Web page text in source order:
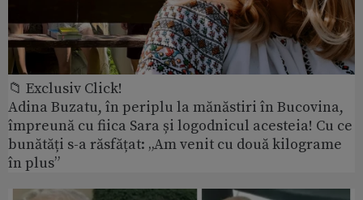
📁 Exclusiv Click!
Adina Buzatu, în periplu la mănăstiri în Bucovina,
împreună cu fiica Sara și logodnicul acesteia! Cu ce
bunătăți s-a răsfățat: „Am venit cu două kilograme
în plus”